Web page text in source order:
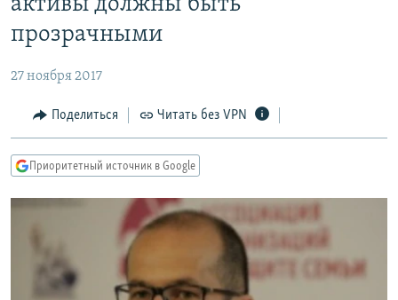
основному
Вернутся
Вернутся
МНЕНИЯ
КУЛЬТУРА
КАВКАЗ.РЕАЛИИ
СИБИРЬ.РЕАЛИИ
РАСПИСАНИЕ ВЕЩАНИЯ
активы должны быть
прозрачными
27 ноября 2017
Поделиться Читать без VPN
Приоритетный источник в Google